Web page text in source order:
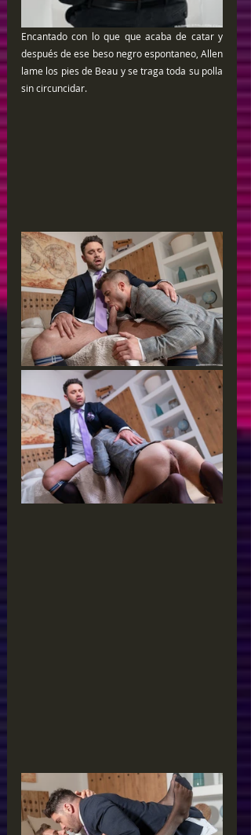
Encantado con lo que que acaba de catar y
después de ese beso negro espontaneo, Allen
lame los pies de Beau y se traga toda su polla
sin circuncidar.